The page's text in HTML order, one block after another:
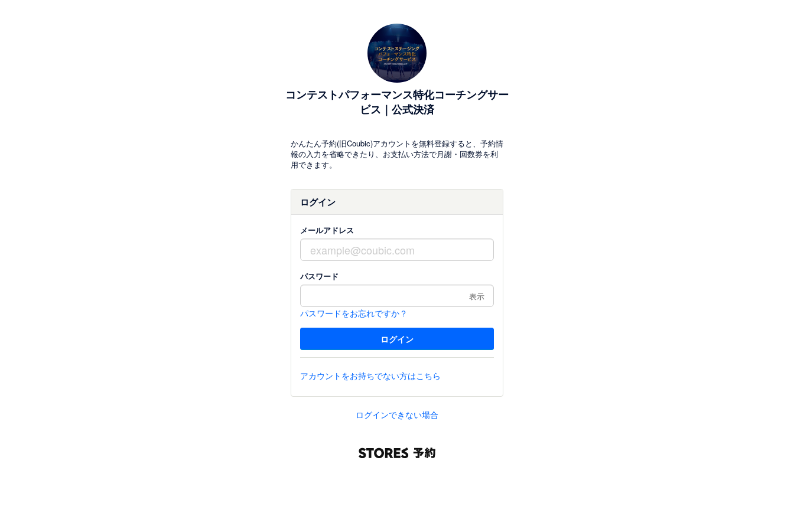
コンテストパフォーマンス特化コーチングサー
ビス｜公式決済
かんたん予約(旧Coubic)アカウントを無料登録すると、予約情
報の入力を省略できたり、お支払い方法で月謝・回数券を利
用できます。
ログイン
メールアドレス
パスワード
表示
パスワードをお忘れですか？
アカウントをお持ちでない方はこちら
ログインできない場合